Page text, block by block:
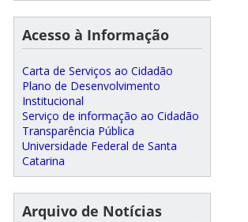
Acesso à Informação
Carta de Serviços ao Cidadão
Plano de Desenvolvimento
Institucional
Serviço de informação ao Cidadão
Transparência Pública
Universidade Federal de Santa
Catarina
Arquivo de Notícias